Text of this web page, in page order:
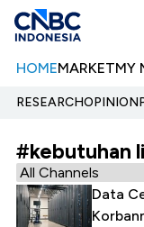
HOMEMARKETMY
RESEARCHOPINION
#kebutuhan
Data